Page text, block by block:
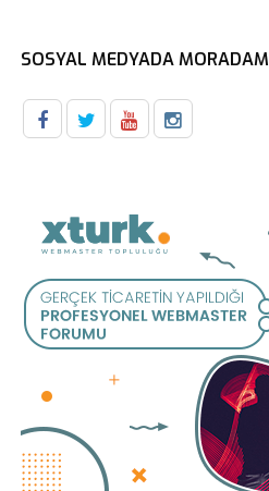
SOSYAL MEDYADA MORADAM